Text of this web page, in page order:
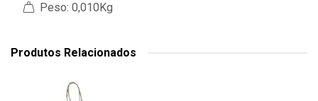
Peso: 0,010Kg
Produtos Relacionados